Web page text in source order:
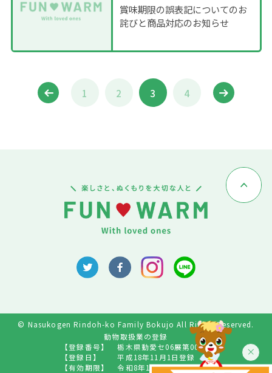
賞味期限の誤表記についてのお
詫びと商品対応のお知らせ
1 2 3 4
© Nasukogen Rindoh-ko Family Bokujo All Rights Reserved.
動物取扱業の登録
【登録番号】
栃木県動愛セ06展第009号
【登録日】
平成18年11月1日登録
【有効期限】
令和8年10月31日